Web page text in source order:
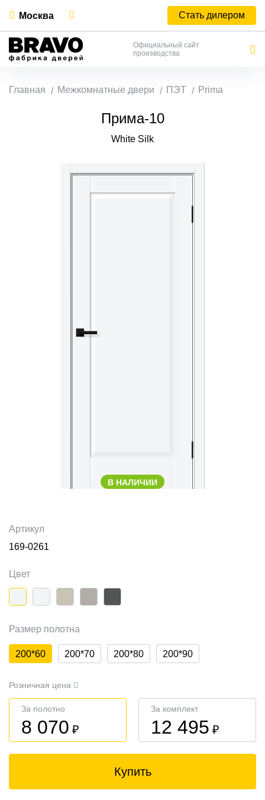
Москва Стать дилером
Официальный сайт
производства
Главная Межкомнатные двери ПЭТ Prima
Прима-10
White Silk
В НАЛИЧИИ
Артикул
169-0261
Цвет
Размер полотна
200*60 200*70 200*80 200*90
Розничная цена
За полотно
8 070 ₽
За комплект
12 495 ₽
Купить